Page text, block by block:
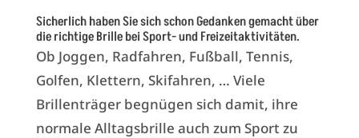
Sicherlich haben Sie sich schon Gedanken gemacht über
die richtige Brille bei Sport- und Freizeitaktivitäten.
Ob Joggen, Radfahren, Fußball, Tennis,
Golfen, Klettern, Skifahren, … Viele
Brillenträger begnügen sich damit, ihre
normale Alltagsbrille auch zum Sport zu